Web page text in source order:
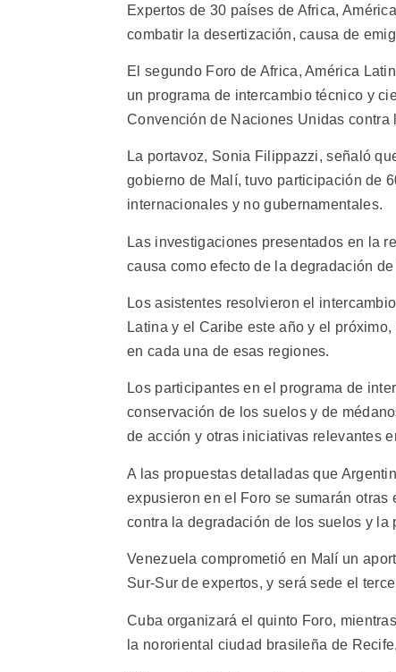
Expertos de 30 países de Africa,
combatir la desertización, causa de
El segundo Foro de Africa, América
un programa de intercambio técnico y
Convención de Naciones Unidas
La portavoz, Sonia Filippazzi, señaló
gobierno de Malí, tuvo participación de
internacionales y no gubernamentales.
Las investigaciones presentados en la
causa como efecto de la degradación
Los asistentes resolvieron el
Latina y el Caribe este año y el
en cada una de esas regiones.
Los participantes en el programa de
conservación de los suelos y de
de acción y otras iniciativas relevantes
A las propuestas detalladas que
expusieron en el Foro se sumarán
contra la degradación de los suelos y
Venezuela comprometió en Malí un
Sur-Sur de expertos, y será sede el
Cuba organizará el quinto Foro,
la nororiental ciudad brasileña de